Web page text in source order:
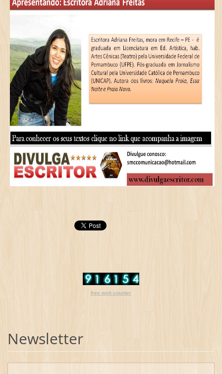
free web counter
Newsletter